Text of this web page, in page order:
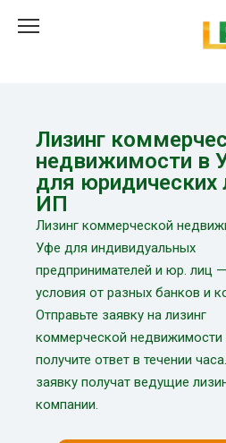
Лизинг
недвижимости в
для юридических
ИП
Лизинг коммерческой
Уфе для индивидуальных
предпринимателей и юр. лиц
условия от разных банков и
Отправьте заявку на лизинг
коммерческой недвижимости
получите ответ в течении
заявку получат ведущие
компании.